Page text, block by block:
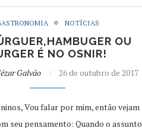
NOTÍCIAS
OU
É NO OSNIR!
Galvão 26 de outubro de 2017
Vou falar por mim, então vejam
seu pensamento: Quando o assunto